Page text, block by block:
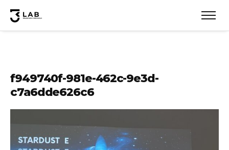
f949740f-981e-462c-9e3d-
c7a6dde626c6